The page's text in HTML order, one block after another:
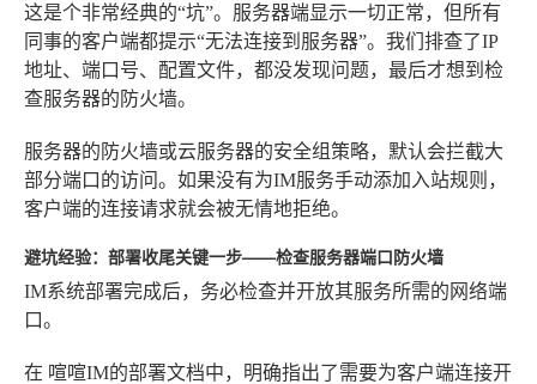
这是个非常经典的“坑”。服务器端显示一切正常，但所有
同事的客户端都提示“无法连接到服务器”。我们排查了IP
地址、端口号、配置文件，都没发现问题，最后才想到检
查服务器的防火墙。
服务器的防火墙或云服务器的安全组策略，默认会拦截大
部分端口的访问。如果没有为IM服务手动添加入站规则，
客户端的连接请求就会被无情地拒绝。
避坑经验：部署收尾关键一步——检查服务器端口防火墙
IM系统部署完成后，务必检查并开放其服务所需的网络端
口。
在 喧喧IM的部署文档中，明确指出了需要为客户端连接开